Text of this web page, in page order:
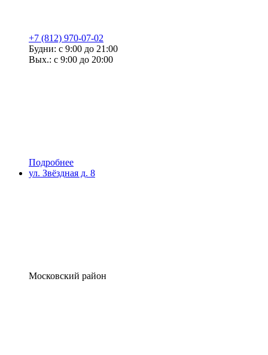
+7 (812) 970-07-02
Будни: с 9:00 до 21:00
Вых.: с 9:00 до 20:00
Подробнее
ул. Звёздная д. 8
Московский район